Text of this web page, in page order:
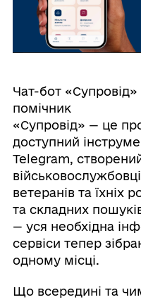
Чат-бот
помічник
«Супровід» — це
доступний
Telegram,
ветеранів та їхніх
та складних
— уся необхідна
сервіси тепер
одному місці.
Що всередині та